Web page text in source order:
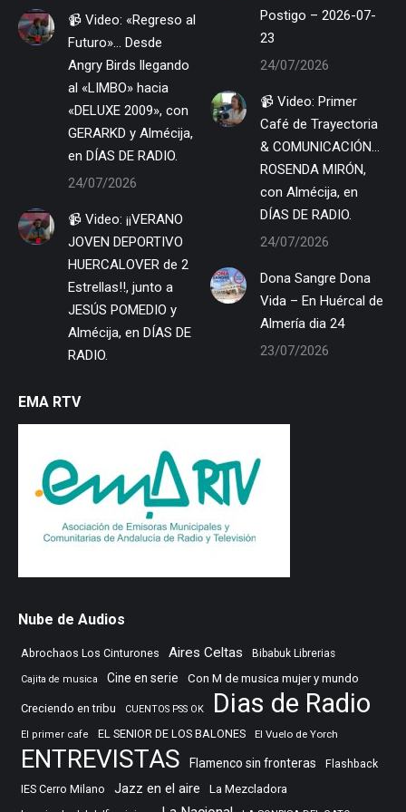
📹 Video: «Regreso al
Futuro»… Desde
Angry Birds llegando
al «LIMBO» hacia
«DELUXE 2009», con
GERARKD y Almécija,
en DÍAS DE RADIO.
24/07/2026
📹 Video: ¡¡VERANO
JOVEN DEPORTIVO
HUERCALOVER de 2
Estrellas!!, junto a
JESÚS POMEDIO y
Almécija, en DÍAS DE
RADIO.
Postigo – 2026-07-
23
24/07/2026
📹 Video: Primer
Café de Trayectoria
& COMUNICACIÓN…
ROSENDA MIRÓN,
con Almécija, en
DÍAS DE RADIO.
24/07/2026
Dona Sangre Dona
Vida – En Huércal de
Almería dia 24
23/07/2026
EMA RTV
Nube de Audios
Abrochaos Los Cinturones Aires Celtas Bibabuk Librerias
Cajita de musica Cine en serie Con M de musica mujer y mundo
Creciendo en tribu CUENTOS PSS OK Dias de Radio
El primer cafe EL SENIOR DE LOS BALONES El Vuelo de Yorch
ENTREVISTAS Flamenco sin fronteras Flashback
IES Cerro Milano Jazz en el aire La Mezcladora